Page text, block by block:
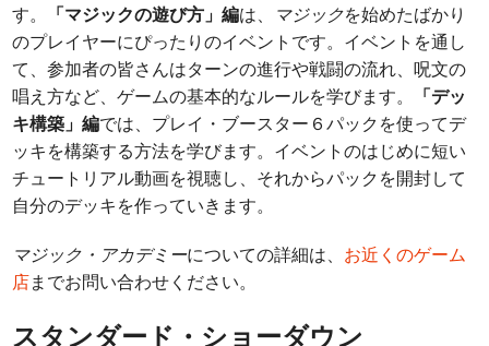
す。
「マジックの遊び方」編は、 マジックを始めたばかり
のプレイヤーにぴったりのイベントです。イベントを通し
て、参加者の皆さんはターンの進行や戦闘の流れ、呪文の
唱え方など、ゲームの基本的なルールを学びます。
「デッ
キ構築」編では、プレイ・ブースター６パックを使ってデ
ッキを構築する方法を学びます。イベントのはじめに短い
チュートリアル動画を視聴し、それからパックを開封して
自分のデッキを作っていきます。
マジック・アカデミーについての詳細は、 お近くのゲーム
店までお問い合わせください。
スタンダード・ショーダウン